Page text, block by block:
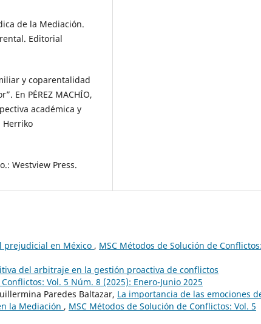
de la Mediación.
Editorial
y coparentalidad
En PÉREZ MACHÍO,
académica y
Herriko
Westview Press.
prejudicial en México , MSC Métodos de Solución de
del arbitraje en la gestión proactiva de conflictos
Vol. 5 Núm. 8 (2025): Enero-Junio 2025
Paredes Baltazar, La importancia de las emociones
la Mediación , MSC Métodos de Solución de Conflictos: Vol. 5